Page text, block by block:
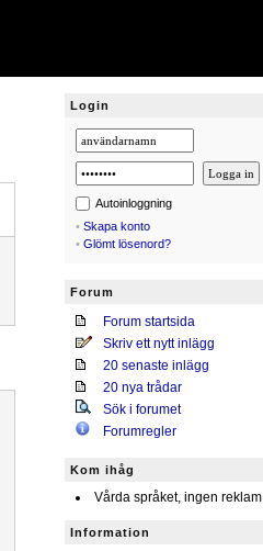
Login
Autoinloggning
• Skapa konto
• Glömt lösenord?
Forum
Forum startsida
Skriv ett nytt inlägg
20 senaste inlägg
20 nya trådar
Sök i forumet
Forumregler
Kom ihåg
Vårda språket, ingen reklam
Information